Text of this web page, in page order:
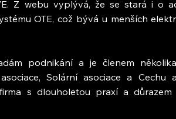
Z webu vyplývá, že se stará i o
OTE, což bývá u menších
podnikání a je členem
s dlouholetou praxí a